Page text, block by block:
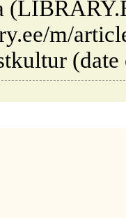
m/
(date